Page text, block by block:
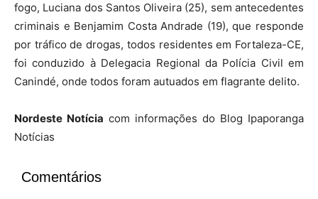
fogo, Luciana dos Santos Oliveira (25), sem antecedentes
criminais e Benjamim Costa Andrade (19), que responde
por tráfico de drogas, todos residentes em Fortaleza-CE,
foi conduzido à Delegacia Regional da Polícia Civil em
Canindé, onde todos foram autuados em flagrante delito.
Nordeste Notícia com informações do Blog Ipaporanga
Notícias
Comentários